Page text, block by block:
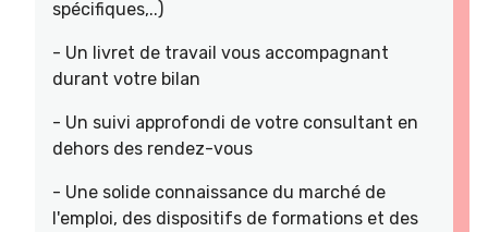
spécifiques,..)
- Un livret de travail vous accompagnant
durant votre bilan
- Un suivi approfondi de votre consultant en
dehors des rendez-vous
- Une solide connaissance du marché de
l'emploi, des dispositifs de formations et des